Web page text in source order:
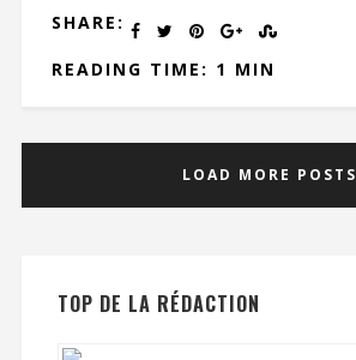
SHARE:
READING TIME: 1 MIN
LOAD MORE POSTS
TOP DE LA RÉDACTION